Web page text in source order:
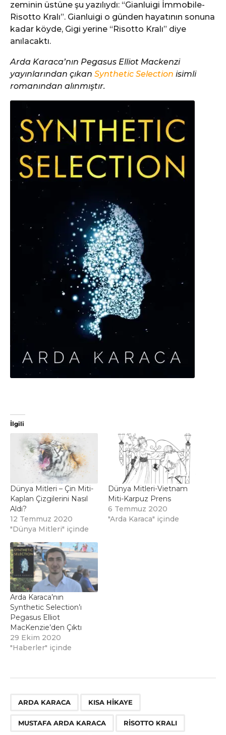
zeminin üstüne şu yazılıydı: “Gianluigi İmmobile-
Risotto Kralı”. Gianluigi o günden hayatının sonuna
kadar köyde, Gigi yerine “Risotto Kralı” diye
anılacaktı.
Arda Karaca’nın Pegasus Elliot Mackenzi
yayınlarından çıkan Synthetic Selection isimli
romanından alınmıştır.
İlgili
Dünya Mitleri – Çin Miti-
Kaplan Çizgilerini Nasıl
Aldı?
12 Temmuz 2020
"Dünya Mitleri" içinde
Dünya Mitleri-Vietnam
Miti-Karpuz Prens
6 Temmuz 2020
"Arda Karaca" içinde
Arda Karaca’nın
Synthetic Selection’ı
Pegasus Elliot
MacKenzie’den Çıktı
29 Ekim 2020
"Haberler" içinde
ARDA KARACA KISA HIKAYE
MUSTAFA ARDA KARACA RISOTTO KRALI